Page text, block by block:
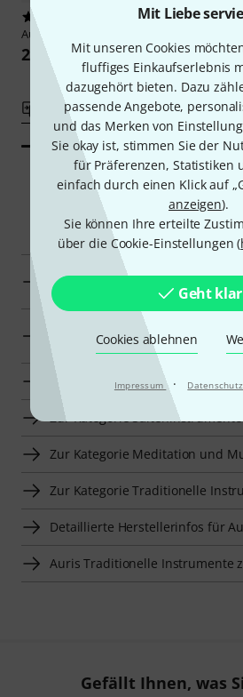
Mit Liebe
Mit unseren Cookies
fluffiges Einkaufserlebnis
dazugehört bieten. Dazu
passende Angebote,
und das Merken von
Sie okay ist, stimmen Sie der
für Präferenzen, Statistiken
einfach durch einen Klick auf
anzeigen).
Sie können Ihre erteilte
über die Cookie-Einstellungen (
Geht klar
Cookies ablehnen
Impressum ·
Auris
209 €
Vergleichen
239
Smart
Auris Saiteninstrumente für
Übersicht
Saiteninstrumente für
anzeigen
Zur Kategorie Kinderharfen und
Zur Kategorie
Zur Kategorie Meditation und
Zur Kategorie Traditionelle
Detaillierte Herstellerinfos für
Auris Traditionelle Instrumente
Gefällt Ihnen, was